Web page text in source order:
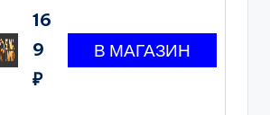
16
9
₽